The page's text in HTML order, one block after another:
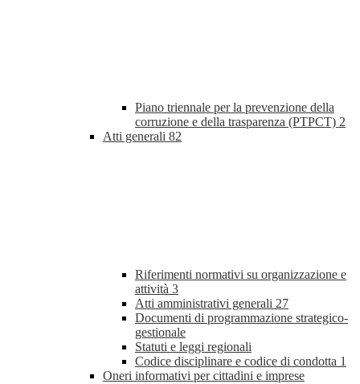
Piano triennale per la prevenzione della
corruzione e della trasparenza (PTPCT) 2
Atti generali 82
Riferimenti normativi su organizzazione e
attività 3
Atti amministrativi generali 27
Documenti di programmazione strategico-
gestionale
Statuti e leggi regionali
Codice disciplinare e codice di condotta 1
Oneri informativi per cittadini e imprese